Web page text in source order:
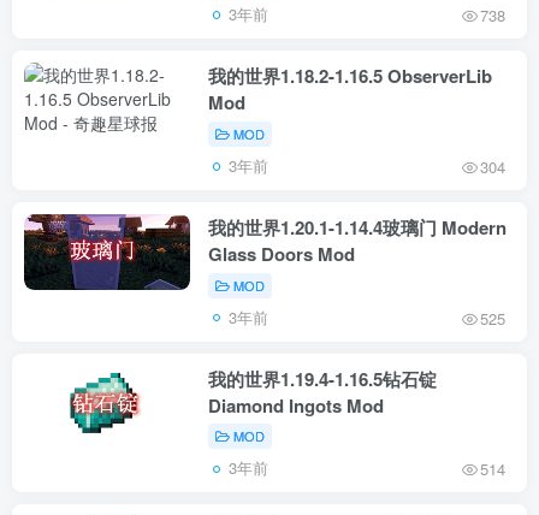
3年前 738
我的世界1.18.2-1.16.5 ObserverLib
Mod
MOD
3年前 304
我的世界1.20.1-1.14.4玻璃门 Modern
Glass Doors Mod
MOD
3年前 525
我的世界1.19.4-1.16.5钻石锭
Diamond Ingots Mod
MOD
3年前 514